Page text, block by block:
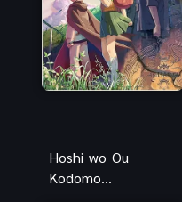
Hoshi wo Ou
Kodomo